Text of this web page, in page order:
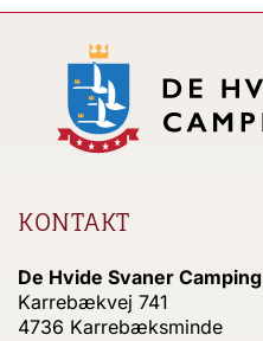
KONTAKT
De Hvide Svaner Camping
Karrebækvej 741
4736 Karrebæksminde